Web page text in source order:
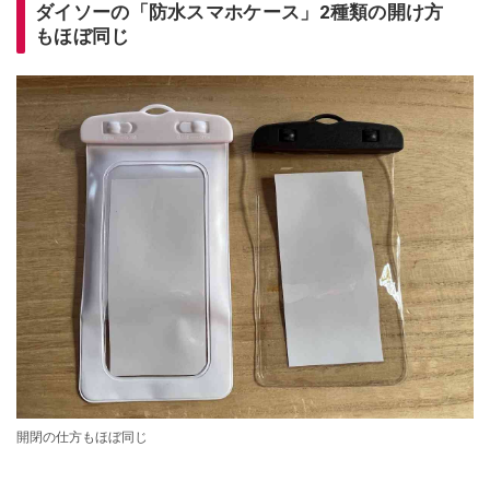
ダイソーの「防水スマホケース」2種類の開け方
もほぼ同じ
開閉の仕方もほぼ同じ